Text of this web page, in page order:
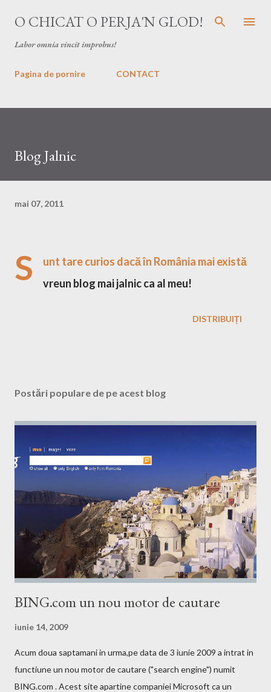
Treceți la conținutul principal
O CHICAT O PERJA'N GLOD!
Labor omnia vincit improbus!
Pagina de pornire CONTACT
Blog Jalnic
mai 07, 2011
S
unt tare curios dacă în România mai există
vreun blog mai jalnic ca al meu!
DISTRIBUIȚI
Postări populare de pe acest blog
BING.com un nou motor de cautare
iunie 14, 2009
Acum doua saptamani in urma,pe data de 3 iunie 2009 a intrat in
functiune un nou motor de cautare ("search engine") numit
BING.com . Acest site apartine companiei Microsoft ca un